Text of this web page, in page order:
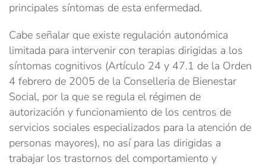
principales síntomas de esta enfermedad.
Cabe señalar que existe regulación autonómica
limitada para intervenir con terapias dirigidas a los
síntomas cognitivos (Artículo 24 y 47.1 de la Orden
4 febrero de 2005 de la Conselleria de Bienestar
Social, por la que se regula el régimen de
autorización y funcionamiento de los centros de
servicios sociales especializados para la atención de
personas mayores), no así para las dirigidas a
trabajar los trastornos del comportamiento y